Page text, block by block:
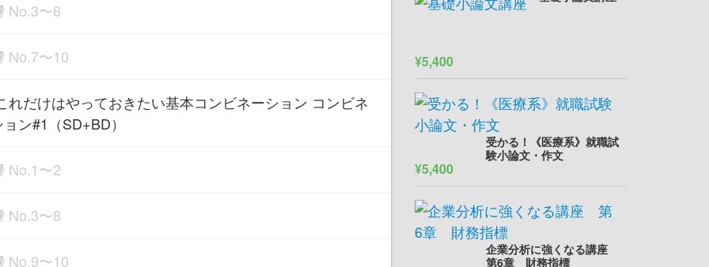
No.3〜6
No.7〜10
れだけはやっておきたい基本コンビネーション コンビネ
ン#1（SD+BD）
No.1〜2
No.3〜8
No.9〜10
¥5,400
受かる！《医療系》就職試
験小論文・作文
¥5,400
企業分析に強くなる講座
第6章 財務指標